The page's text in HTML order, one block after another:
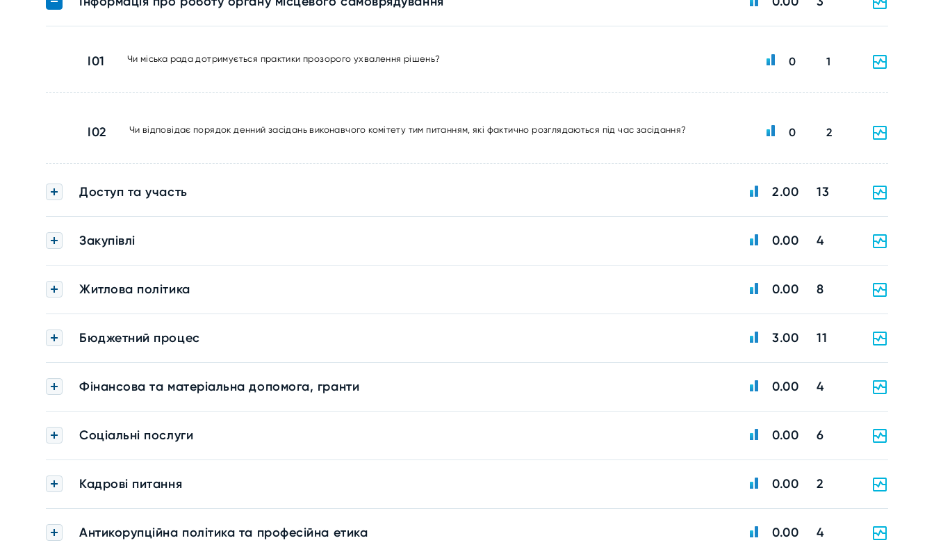
I01 Чи міська рада дотримується практики прозорого ухвалення рішень? 0 1
I02 Чи відповідає порядок денний засідань виконавчого комітету тим питанням, які фактично розглядаються під час засідання? 0 2
Доступ та участь 2.00 13
Закупівлі 0.00 4
Житлова політика 0.00 8
Бюджетний процес 3.00 11
Фінансова та матеріальна допомога, гранти 0.00 4
Соціальні послуги 0.00 6
Кадрові питання 0.00 2
Антикорупційна політика та професійна етика 0.00 4